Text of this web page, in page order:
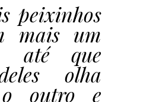
peixinhos
mais um
até que
olha
outro e